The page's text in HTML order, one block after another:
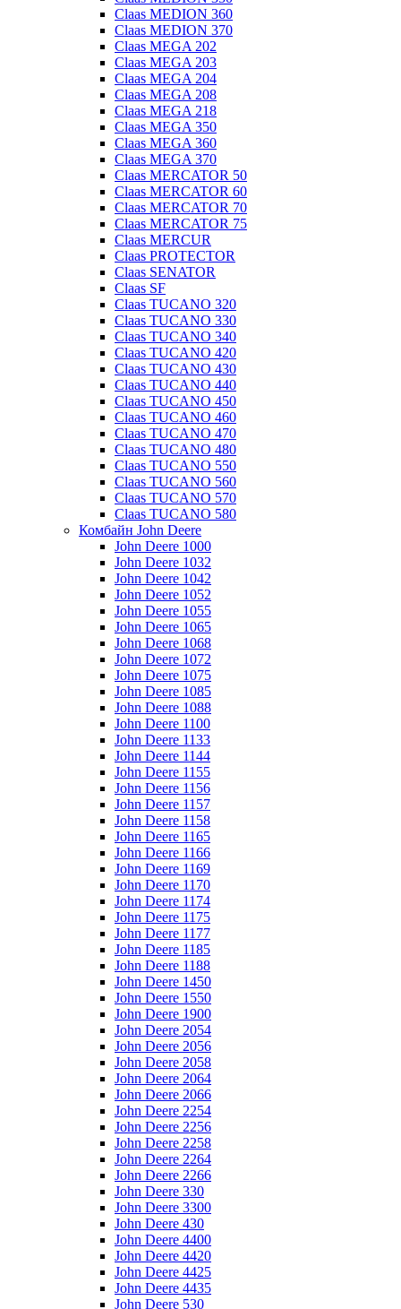
Claas MEDION 360
Claas MEDION 370
Claas MEGA 202
Claas MEGA 203
Claas MEGA 204
Claas MEGA 208
Claas MEGA 218
Claas MEGA 350
Claas MEGA 360
Claas MEGA 370
Claas MERCATOR 50
Claas MERCATOR 60
Claas MERCATOR 70
Claas MERCATOR 75
Claas MERCUR
Claas PROTECTOR
Claas SENATOR
Claas SF
Claas TUCANO 320
Claas TUCANO 330
Claas TUCANO 340
Claas TUCANO 420
Claas TUCANO 430
Claas TUCANO 440
Claas TUCANO 450
Claas TUCANO 460
Claas TUCANO 470
Claas TUCANO 480
Claas TUCANO 550
Claas TUCANO 560
Claas TUCANO 570
Claas TUCANO 580
Комбайн John Deere
John Deere 1000
John Deere 1032
John Deere 1042
John Deere 1052
John Deere 1055
John Deere 1065
John Deere 1068
John Deere 1072
John Deere 1075
John Deere 1085
John Deere 1088
John Deere 1100
John Deere 1133
John Deere 1144
John Deere 1155
John Deere 1156
John Deere 1157
John Deere 1158
John Deere 1165
John Deere 1166
John Deere 1169
John Deere 1170
John Deere 1174
John Deere 1175
John Deere 1177
John Deere 1185
John Deere 1188
John Deere 1450
John Deere 1550
John Deere 1900
John Deere 2054
John Deere 2056
John Deere 2058
John Deere 2064
John Deere 2066
John Deere 2254
John Deere 2256
John Deere 2258
John Deere 2264
John Deere 2266
John Deere 330
John Deere 3300
John Deere 430
John Deere 4400
John Deere 4420
John Deere 4425
John Deere 4435
John Deere 530